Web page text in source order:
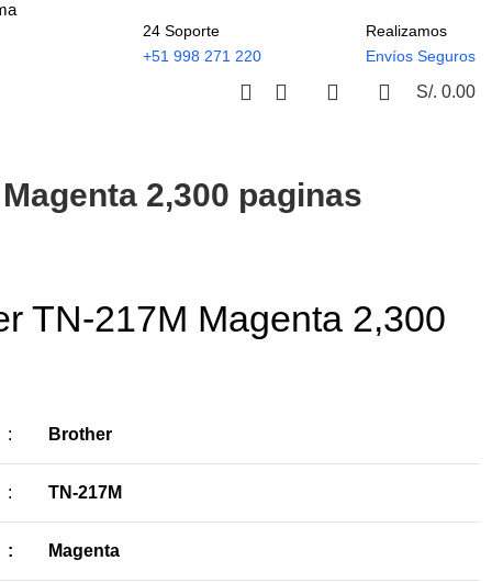
24 Soporte
+51 998 271 220
Realizamos
Envíos Seguros
S/. 0.00
2,300 paginas
TN-217M Magenta 2,300
: Brother
: TN-217M
: Magenta